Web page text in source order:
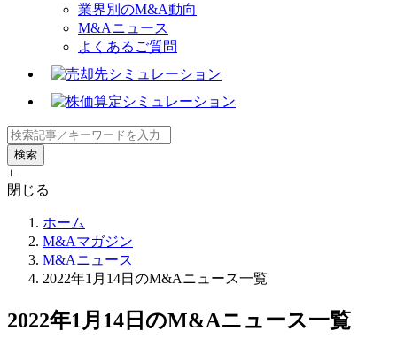
業界別のM&A動向
M&Aニュース
よくあるご質問
+
閉じる
ホーム
M&Aマガジン
M&Aニュース
2022年1月14日のM&Aニュース一覧
2022年1月14日のM&Aニュース一覧